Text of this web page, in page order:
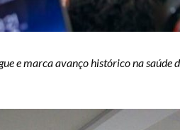
e marca avanço histórico na saúde